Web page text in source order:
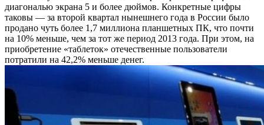
диагональю экрана 5 и более дюймов. Конкретные цифры
таковы — за второй квартал нынешнего года в России было
продано чуть более 1,7 миллиона планшетных ПК, что почти
на 10% меньше, чем за тот же период 2013 года. При этом, на
приобретение «таблеток» отечественные пользователи
потратили на 42,2% меньше денег.